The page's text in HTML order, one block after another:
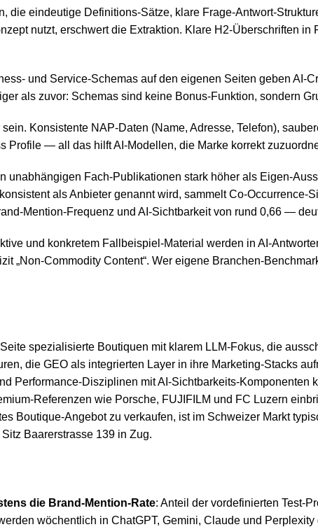
die eindeutige Definitions-Sätze, klare Frage-Antwort-
nutzt, erschwert die Extraktion. Klare H2-Überschriften in
und Service-Schemas auf den eigenen Seiten geben AI-
als zuvor: Schemas sind keine Bonus-Funktion, sondern
Konsistente NAP-Daten (Name, Adresse, Telefon),
— all das hilft AI-Modellen, die Marke korrekt
unabhängigen Fach-Publikationen stark höher als Eigen-
als Anbieter genannt wird, sammelt Co-Occurrence-
Mention-Frequenz und AI-Sichtbarkeit von rund 0,66 —
und konkretem Fallbeispiel-Material werden in AI-
„Non-Commodity Content“. Wer eigene Branchen-
spezialisierte Boutiquen mit klarem LLM-Fokus, die
die GEO als integrierten Layer in ihre Marketing-Stacks
Performance-Disziplinen mit AI-Sichtbarkeits-Komponenten
Referenzen wie Porsche, FUJIFILM und FC Luzern
Boutique-Angebot zu verkaufen, ist im Schweizer Markt
Baarerstrasse 139 in Zug.
die Brand-Mention-Rate: Anteil der vordefinierten Test-
wöchentlich in ChatGPT, Gemini, Claude und Perplexity